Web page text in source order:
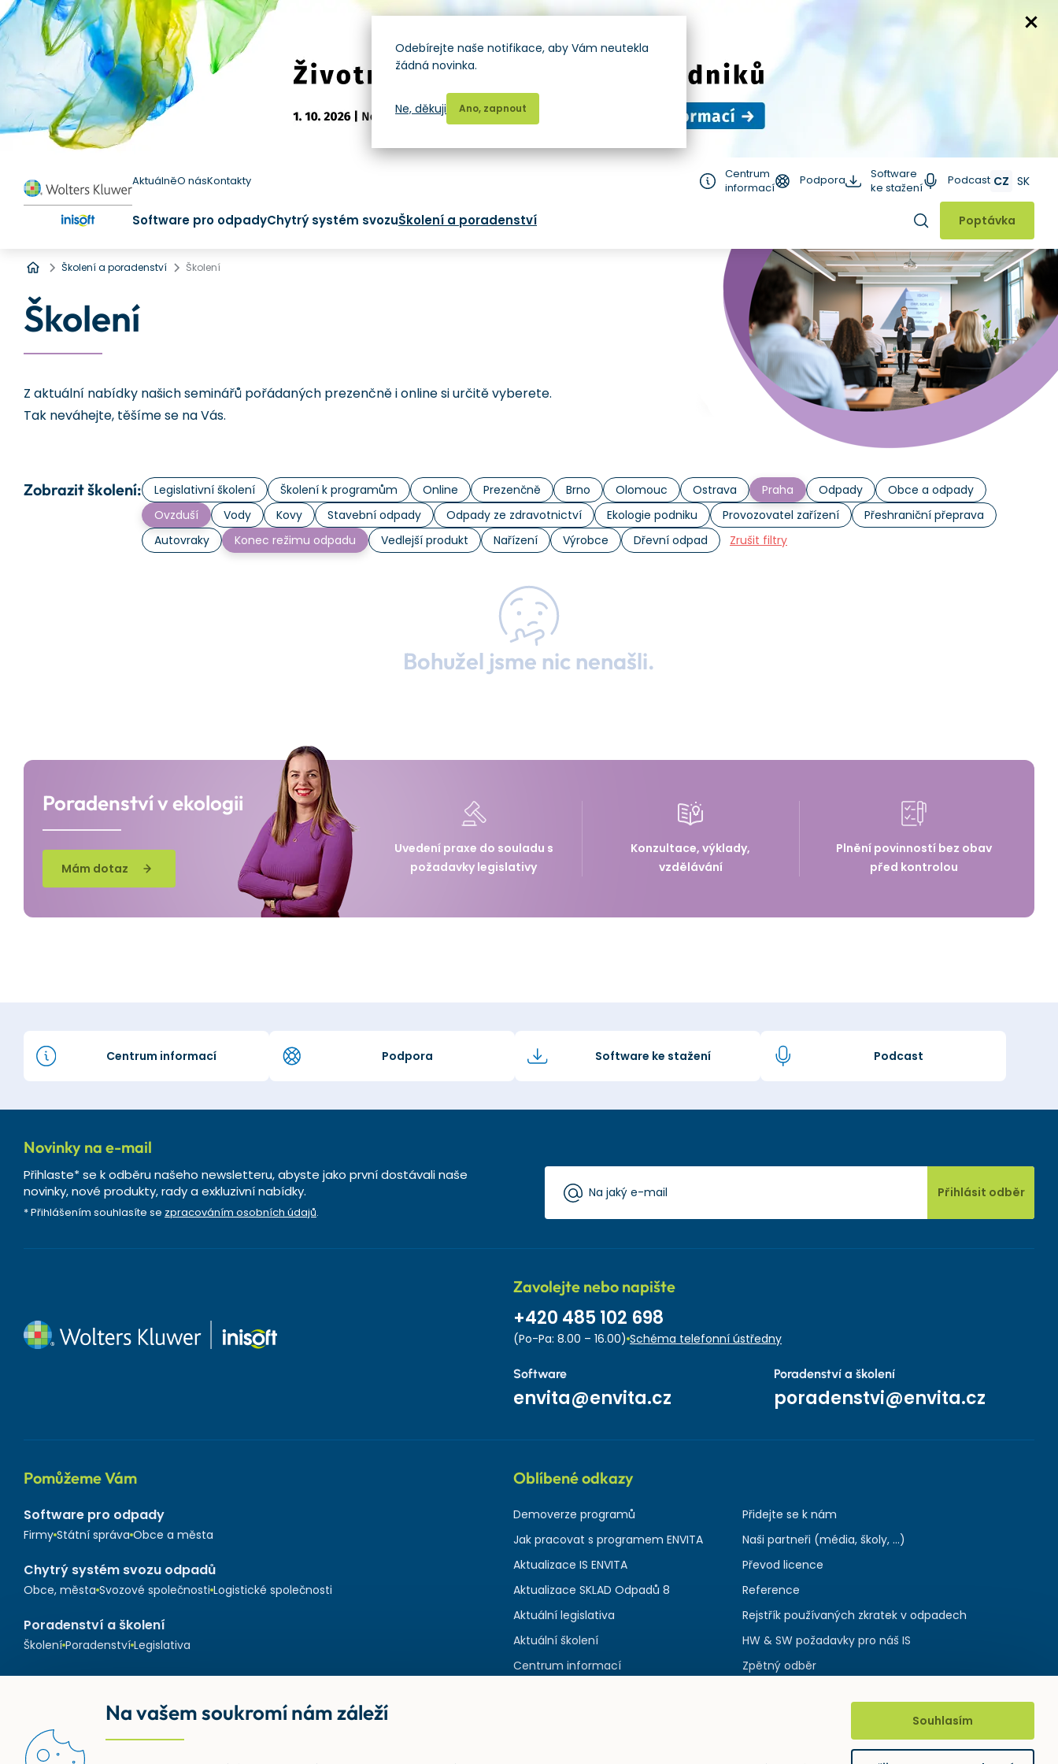
AktuálněO násKontakty
Centrum
informací
Podpora
Software
ke stažení
Podcast CZ SK
Software pro odpadyChytrý systém svozuŠkolení a poradenství Hledat
Poptávka
Úvod
Školení a poradenství Školení
Školení
Z aktuální nabídky našich seminářů pořádaných prezenčně i online si určitě vyberete.
Tak neváhejte, těšíme se na Vás.
Zobrazit školení: Legislativní školení Školení k programům Online Prezenčně Brno Olomouc Ostrava Praha Odpady
Obce a odpady
Ovzduší
Vody Kovy Stavební odpady Odpady ze zdravotnictví Ekologie podniku Provozovatel zařízení
Přeshraniční přeprava
Autovraky
Konec režimu odpadu Vedlejší produkt Nařízení Výrobce Dřevní odpad Zrušit filtry
Bohužel jsme nic nenašli.
Poradenství v ekologii
Mám dotaz
Uvedení praxe do souladu s
požadavky legislativy
Konzultace, výklady,
vzdělávání
Plnění povinností bez obav
před kontrolou
Centrum informací Podpora Software ke stažení Podcast
Novinky na e-mail
Přihlaste* se k odběru našeho newsletteru, abyste jako první dostávali naše
novinky, nové produkty, rady a exkluzivní nabídky.
* Přihlášením souhlasíte se zpracováním osobních údajů.
Přihlásit odběr
Zavolejte nebo napište
+420 485 102 698
(Po-Pa: 8.00 – 16.00) Schéma telefonní ústředny
Software
envita@envita.cz
Poradenství a školení
poradenstvi@envita.cz
Pomůžeme Vám
Software pro odpady
Firmy Státní správa Obce a města
Chytrý systém svozu odpadů
Obce, města Svozové společnosti Logistické společnosti
Poradenství a školení
Školení Poradenství Legislativa
Oblíbené odkazy
Demoverze programů
Jak pracovat s programem ENVITA
Aktualizace IS ENVITA
Aktualizace SKLAD Odpadů 8
Aktuální legislativa
Aktuální školení
Centrum informací
Přidejte se k nám
Naši partneři (média, školy, ...)
Převod licence
Reference
Rejstřík používaných zkratek v odpadech
HW & SW požadavky pro náš IS
Zpětný odběr
Odebírejte naše notifikace, aby Vám neutekla
žádná novinka.
Ano, zapnout
Ne, děkuji
Na vašem soukromí nám záleží Souhlasím